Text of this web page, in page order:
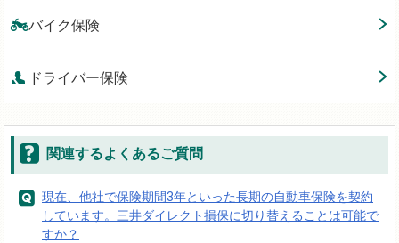
バイク保険
ドライバー保険
関連するよくあるご質問
現在、他社で保険期間3年といった長期の自動車保険を契約
しています。三井ダイレクト損保に切り替えることは可能で
すか？